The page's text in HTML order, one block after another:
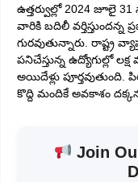
ఉత్తర్వుల్లో 2024 జూలై
వారికి బదిలీ
గురవుతున్నారు. రాష్ట్ర
పనిచేస్తున్న ఉద్యోగుల్లో
అయిదేళ్లు
కొద్ది మందికే అవకాశం
Join